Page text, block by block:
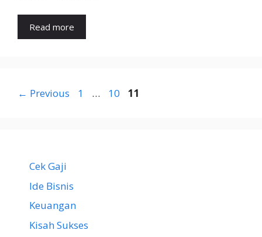
Read more
← Previous Page
1 … Page
10 Page
11
Cek Gaji
Ide Bisnis
Keuangan
Kisah Sukses